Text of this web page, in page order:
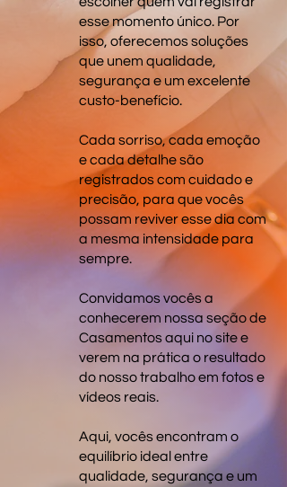
esse momento único. Por
isso, oferecemos soluções
que unem qualidade,
segurança e um excelente
custo-benefício.
Cada sorriso, cada emoção
e cada detalhe são
registrados com cuidado e
precisão, para que vocês
possam reviver esse dia com
a mesma intensidade para
sempre.
Convidamos vocês a
conhecerem nossa seção de
Casamentos aqui no site e
verem na prática o resultado
do nosso trabalho em fotos e
vídeos reais.
Aqui, vocês encontram o
equilíbrio ideal entre
qualidade, segurança e um